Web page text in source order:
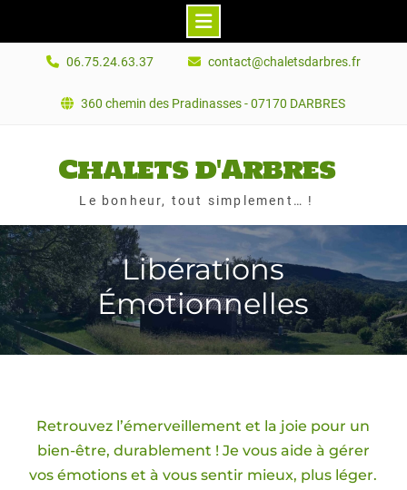
06.75.24.63.37 contact@chaletsdarbres.fr
360 chemin des Pradinasses - 07170 DARBRES
Chalets d'Arbres
Le bonheur, tout simplement… !
Libérations
Émotionnelles
Retrouvez l’émerveillement et la joie pour un
bien-être, durablement ! Je vous aide à gérer
vos émotions et à vous sentir mieux, plus léger.